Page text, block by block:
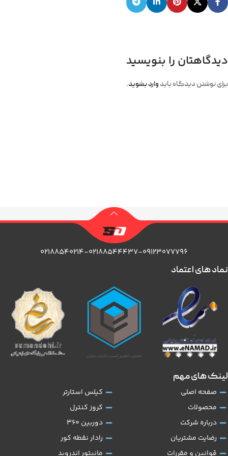
دیدگاهتان را بنویسید
برای نوشتن دیدگاه باید وارد بشوید.
۰۲۱۸۸۵۴۰۲۱۴-۰۲۱۸۸۵۴۴۴۳۷-۰۹۱۲۳۰۷۷۷۹۶
لینک های مهم
صفحه اصلی
محصولات
درباره شرکت
رضایت مشتریان
قوانین و مقررات
کیلس استارتر
کروز کنترل
دوربین 360
رادار نقطه کور
مانیتور اندروید
نماد های اعتماد